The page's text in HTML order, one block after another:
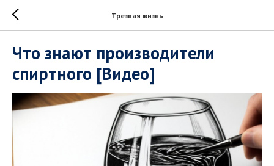
Трезвая жизнь
Что знают производители
спиртного [Видео]